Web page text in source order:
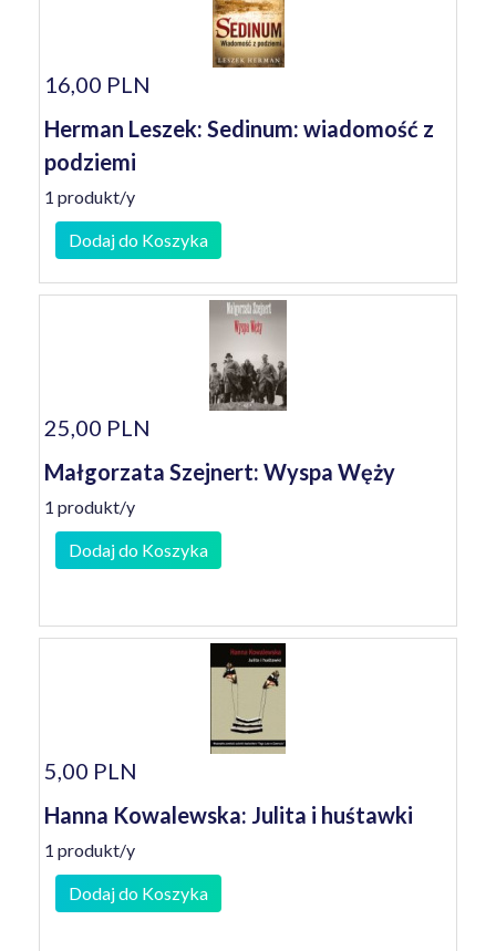
16,00 PLN
Herman Leszek: Sedinum: wiadomość z
podziemi
1 produkt/y
Dodaj do Koszyka
25,00 PLN
Małgorzata Szejnert: Wyspa Węży
1 produkt/y
Dodaj do Koszyka
5,00 PLN
Hanna Kowalewska: Julita i huśtawki
1 produkt/y
Dodaj do Koszyka